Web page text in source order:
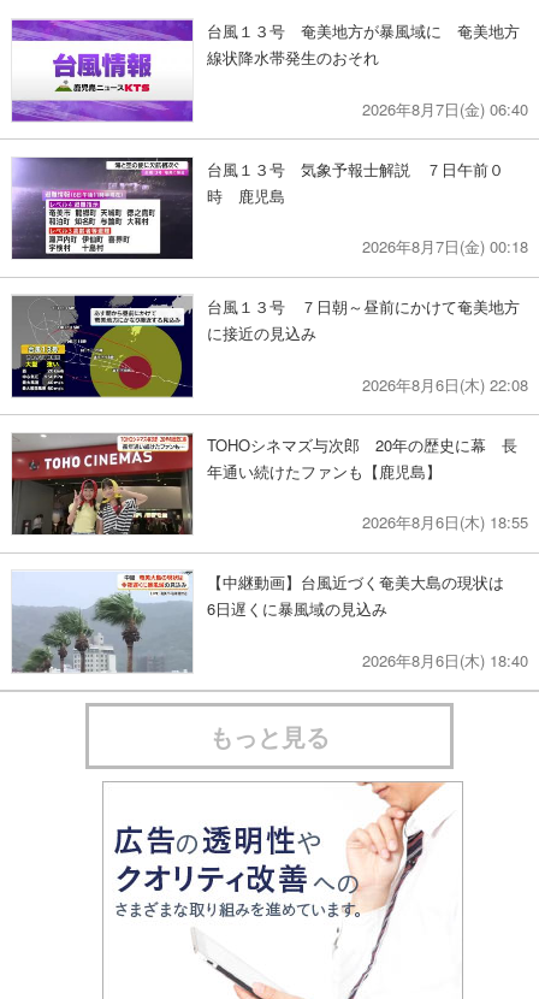
台風１３号 奄美地方が暴風域に 奄美地方
線状降水帯発生のおそれ
2026年8月7日(金) 06:40
台風１３号 気象予報士解説 ７日午前０
時 鹿児島
2026年8月7日(金) 00:18
台風１３号 ７日朝～昼前にかけて奄美地方
に接近の見込み
2026年8月6日(木) 22:08
TOHOシネマズ与次郎 20年の歴史に幕 長
年通い続けたファンも【鹿児島】
2026年8月6日(木) 18:55
【中継動画】台風近づく奄美大島の現状は
6日遅くに暴風域の見込み
2026年8月6日(木) 18:40
もっと見る